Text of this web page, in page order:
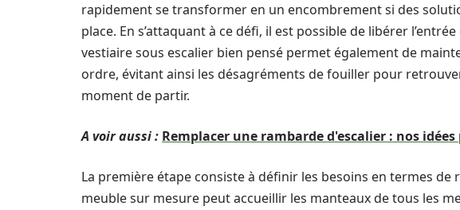
rapidement se transformer en un encombrement si des
place. En s’attaquant à ce défi, il est possible de libérer
vestiaire sous escalier bien pensé permet également de
ordre, évitant ainsi les désagréments de fouiller pour
moment de partir.
A voir aussi : Remplacer une rambarde d'escalier : nos
La première étape consiste à définir les besoins en termes
meuble sur mesure peut accueillir les manteaux de tous les